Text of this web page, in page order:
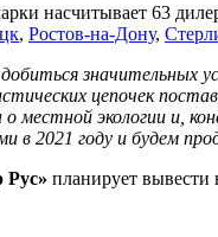
насчитывает 63
, Ростов-на-Дону,
добиться значительных
цепочек
о местной экологии и,
в 2021 году и будем
Рус» планирует вывести